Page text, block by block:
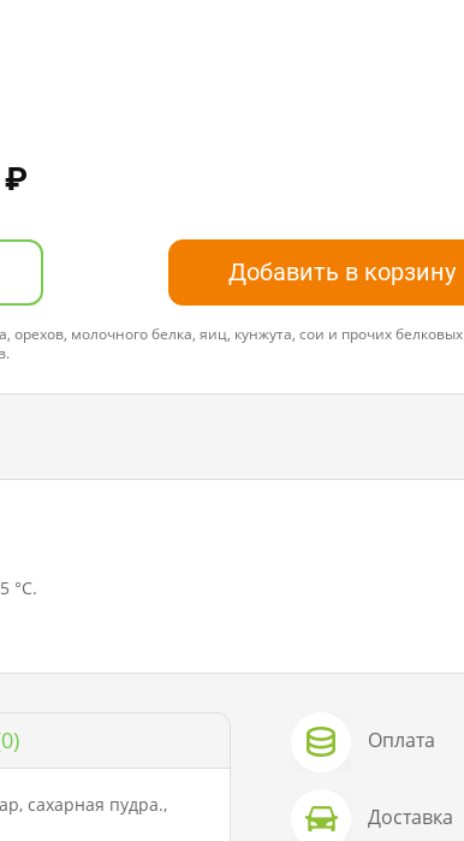
₽
Добавить в корзину
молочного белка, яиц, кунжута, сои и прочих белковых
°C.
сахарная пудра.,
Оплата
Доставка